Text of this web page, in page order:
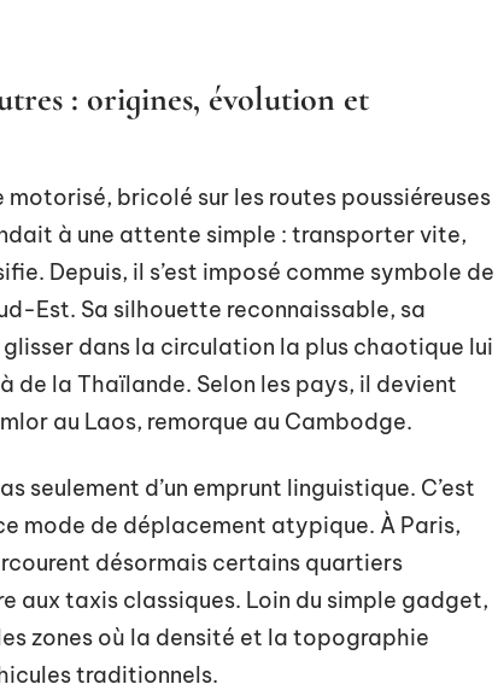
: origines, évolution et
motorisé, bricolé sur les routes poussiéreuses
à une attente simple : transporter vite,
Depuis, il s’est imposé comme symbole de
Est. Sa silhouette reconnaissable, sa
dans la circulation la plus chaotique lui
la Thaïlande. Selon les pays, il devient
au Laos, remorque au Cambodge.
seulement d’un emprunt linguistique. C’est
mode de déplacement atypique. À Paris,
désormais certains quartiers
aux taxis classiques. Loin du simple gadget,
zones où la densité et la topographie
traditionnels.